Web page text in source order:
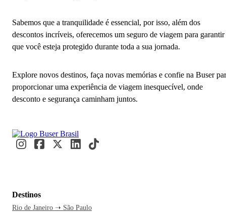
Sabemos que a tranquilidade é essencial, por isso, além dos
descontos incríveis, oferecemos um seguro de viagem para garantir
que você esteja protegido durante toda a sua jornada.
Explore novos destinos, faça novas memórias e confie na Buser
proporcionar uma experiência de viagem inesquecível, onde
desconto e segurança caminham juntos.
Destinos
Rio de Janeiro ➝ São Paulo